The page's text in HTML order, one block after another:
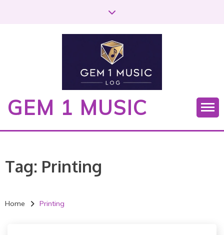
GEM 1 MUSIC
Tag: Printing
Home Printing